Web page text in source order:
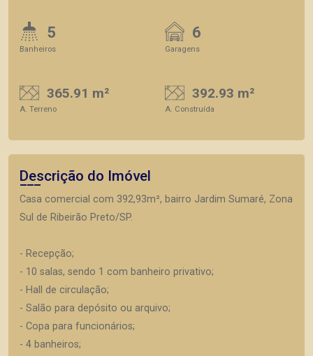
5
Banheiros
6
Garagens
365.91 m²
A. Terreno
392.93 m²
A. Construída
Descrição do Imóvel
Casa comercial com 392,93m², bairro Jardim Sumaré, Zona
Sul de Ribeirão Preto/SP.
- Recepção;
- 10 salas, sendo 1 com banheiro privativo;
- Hall de circulação;
- Salão para depósito ou arquivo;
- Copa para funcionários;
- 4 banheiros;